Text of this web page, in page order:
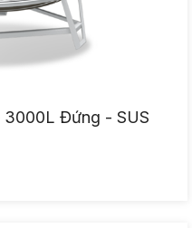
3000L Đứng - SUS